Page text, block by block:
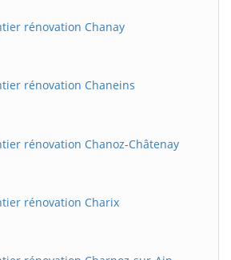
rénovation Chanay
rénovation Chaneins
rénovation Chanoz-Châtenay
rénovation Charix